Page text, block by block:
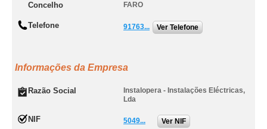
Concelho FARO
Telefone 91763... Ver Telefone
Informações da Empresa
Razão Social
Instalopera - Instalações Eléctricas,
Lda
NIF 5049... Ver NIF